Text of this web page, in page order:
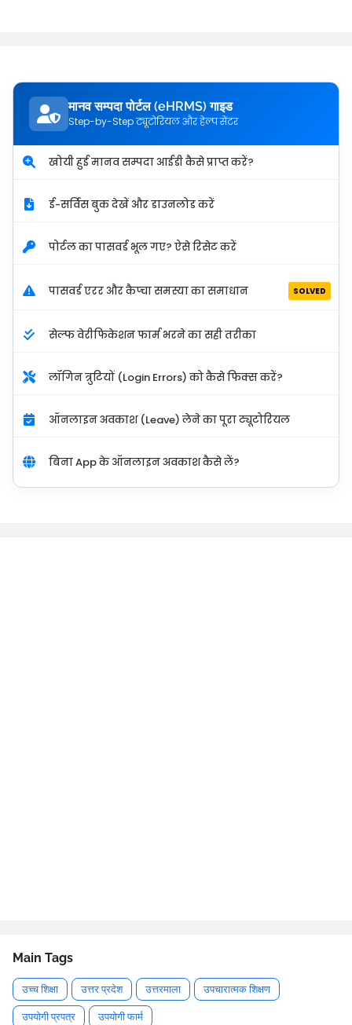
मानव सम्पदा पोर्टल (eHRMS) गाइड
Step-by-Step ट्यूटोरियल और हेल्प सेंटर
खोयी हुई मानव सम्पदा आईडी कैसे प्राप्त करें?
ई-सर्विस बुक देखें और डाउनलोड करें
पोर्टल का पासवर्ड भूल गए? ऐसे रिसेट करें
पासवर्ड एरर और कैप्चा समस्या का समाधान SOLVED
सेल्फ वेरीफिकेशन फार्म भरने का सही तरीका
लॉगिन त्रुटियों (Login Errors) को कैसे फिक्स करें?
ऑनलाइन अवकाश (Leave) लेने का पूरा ट्यूटोरियल
बिना App के ऑनलाइन अवकाश कैसे लें?
Main Tags
उच्च शिक्षा उत्तर प्रदेश उत्तरमाला उपचारात्मक शिक्षण
उपयोगी प्रपत्र उपयोगी फार्म